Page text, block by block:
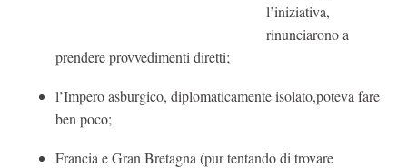
l’iniziativa,
rinunciarono a
prendere provvedimenti diretti;
l’Impero asburgico, diplomaticamente isolato,poteva fare
ben poco;
Francia e Gran Bretagna (pur tentando di trovare